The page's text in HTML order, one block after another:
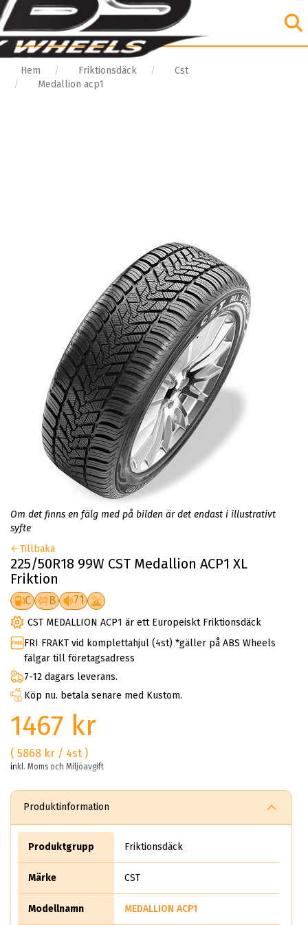
Hem Friktionsdäck
Cst
Medallion acp1
Om det finns en fälg med på bilden är det endast i illustrativt
syfte
Tillbaka
225/50R18 99W CST Medallion ACP1 XL
Friktion
C B 71
CST MEDALLION ACP1 är ett Europeiskt Friktionsdäck
FRI FRAKT vid komplettahjul (4st) *gäller på ABS Wheels
fälgar till företagsadress
7-12 dagars leverans.
Köp nu. betala senare med Kustom.
1467 kr
( 5868 kr / 4st )
inkl. Moms och Miljöavgift
Produktinformation
Produktgrupp Friktionsdäck
Märke CST
Modellnamn MEDALLION ACP1